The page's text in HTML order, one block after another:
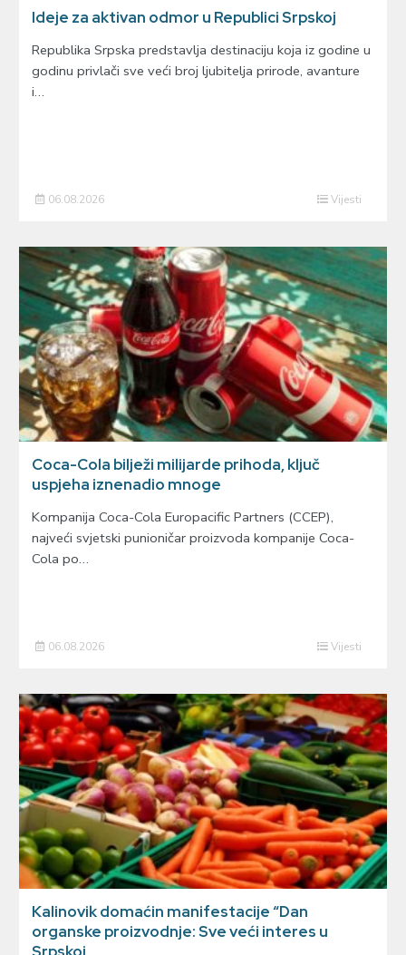
Ideje za aktivan odmor u Republici Srpskoj
Republika Srpska predstavlja destinaciju koja iz godine u
godinu privlači sve veći broj ljubitelja prirode, avanture
i…
06.08.2026 Vijesti
Coca-Cola bilježi milijarde prihoda, ključ
uspjeha iznenadio mnoge
Kompanija Coca-Cola Europacific Partners (CCEP),
najveći svjetski punioničar proizvoda kompanije Coca-
Cola po…
06.08.2026 Vijesti
Kalinovik domaćin manifestacije “Dan
organske proizvodnje: Sve veći interes u